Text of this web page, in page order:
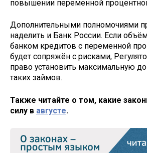
повышении переменной
Дополнительными полномочиями
наделить и Банк России. Если
банком кредитов с переменной
будет сопряжён с рисками,
право установить максимальную
таких займов.
Также читайте о том, какие
силу в августе.